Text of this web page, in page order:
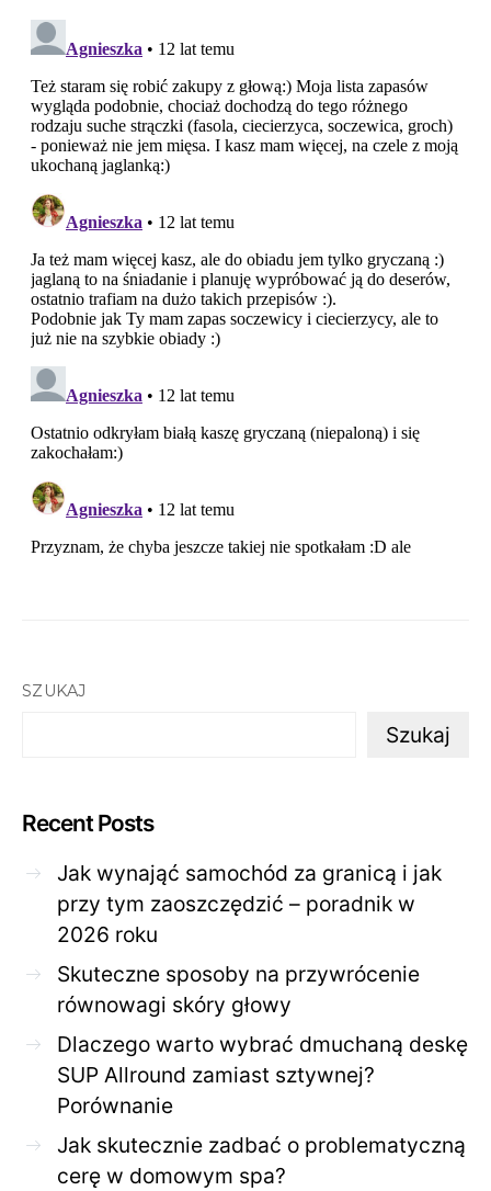
SZUKAJ
Szukaj
Recent Posts
Jak wynająć samochód za granicą i jak
przy tym zaoszczędzić – poradnik w
2026 roku
Skuteczne sposoby na przywrócenie
równowagi skóry głowy
Dlaczego warto wybrać dmuchaną deskę
SUP Allround zamiast sztywnej?
Porównanie
Jak skutecznie zadbać o problematyczną
cerę w domowym spa?